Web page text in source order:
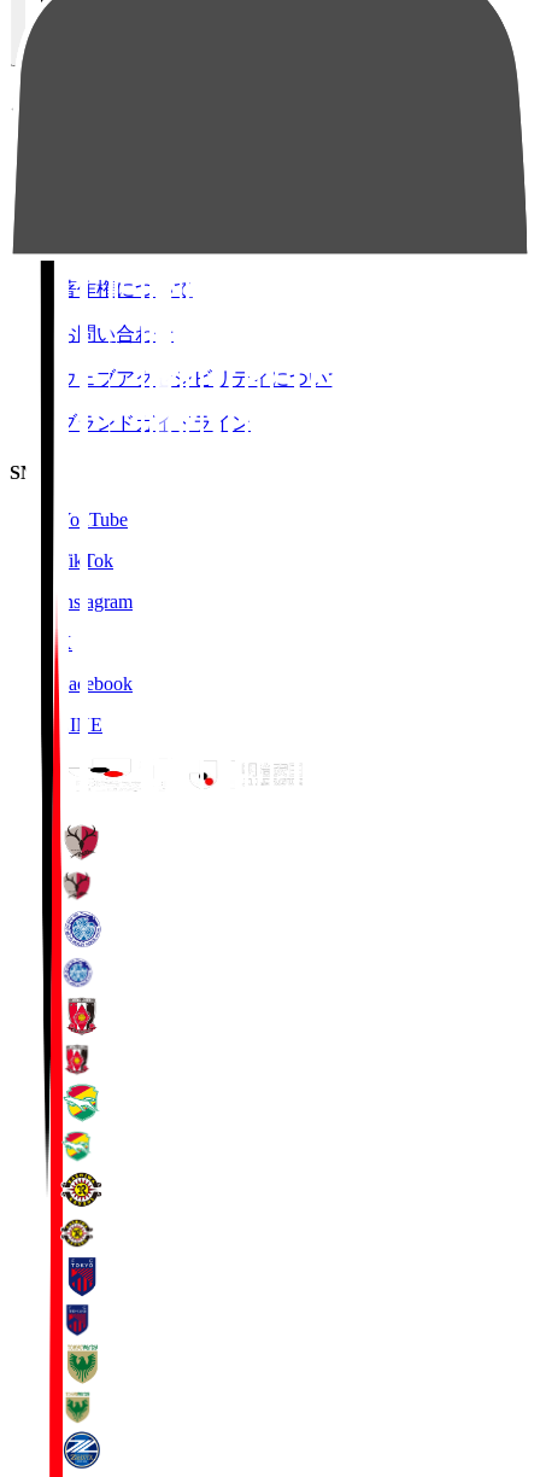
ご利用ガイド・ポリシー
著作権について
お問い合わせ
ウェブアクセシビリティについて
ブランドガイドライン
SNS
YouTube
TikTok
Instagram
X
Facebook
LINE